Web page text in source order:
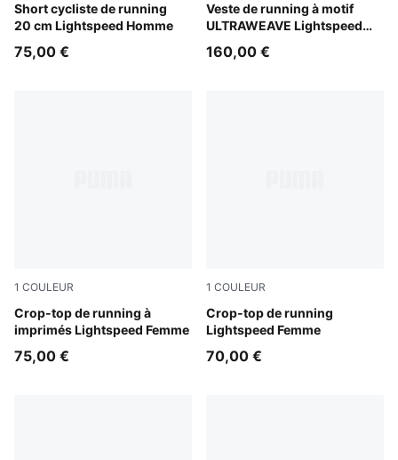
Short cycliste de running
20 cm Lightspeed Homme
Inky Depths
75,00 €
Veste de running à motif
ULTRAWEAVE Lightspeed
Inky Depths
160,00 €
1 COULEUR
Crop-top de running à
imprimés Lightspeed Femme
Inky Depths
75,00 €
1 COULEUR
Crop-top de running
Lightspeed Femme
Light Lavender
70,00 €